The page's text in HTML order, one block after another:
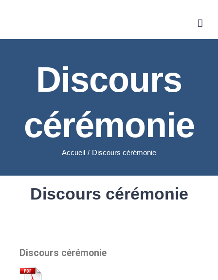
Discours
cérémonie
Accueil / Discours cérémonie
Discours cérémonie
Discours cérémonie